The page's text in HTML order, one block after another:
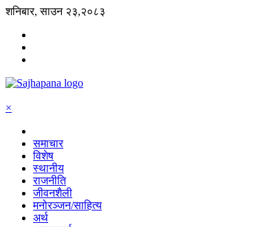
शनिबार, साउन २३,२०८३
×
समाचार
विशेष
स्थानीय
राजनीति
जीवनशैली
मनोरञ्जन/साहित्य
अर्थ